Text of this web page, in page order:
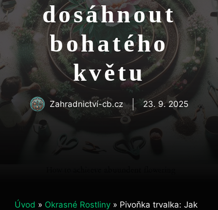
dosáhnout
bohatého
květu
Zahradnictví-cb.cz 23. 9. 2025
Úvod » Okrasné Rostliny » Pivoňka trvalka: Jak